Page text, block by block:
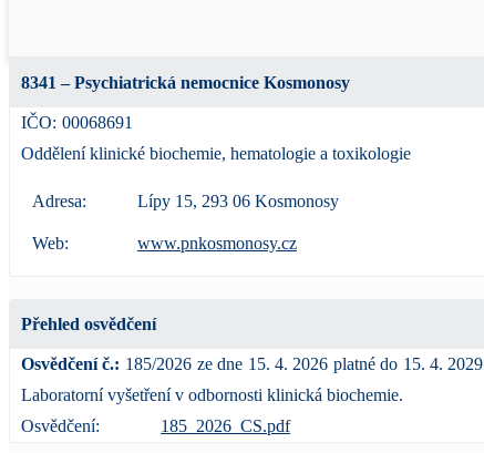
8341 – Psychiatrická nemocnice Kosmonosy
IČO: 00068691
Oddělení klinické biochemie, hematologie a toxikologie
Adresa: Lípy 15, 293 06 Kosmonosy
Web: www.pnkosmonosy.cz
Přehled osvědčení
Osvědčení č.: 185/2026 ze dne 15. 4. 2026 platné do 15. 4. 2029
Laboratorní vyšetření v odbornosti klinická biochemie.
Osvědčení:
185_2026_CS.pdf